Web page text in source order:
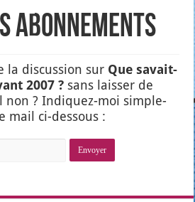
abonnements
la dis­cus­sion sur Que savait-
2007 ? sans lais­ser de
non ? Indi­quez-moi sim­ple­
mail ci-des­sous :